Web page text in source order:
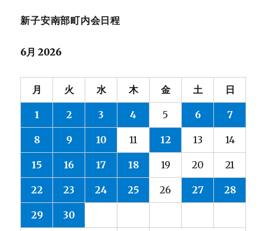
新子安南部町内会日程
6月 2026
月 火 水 木 金 土 日
1 2 3 4 5 6 7
8 9 10 11 12 13 14
15 16 17 18 19 20 21
22 23 24 25 26 27 28
29 30